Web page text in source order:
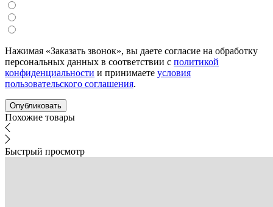
Нажимая «Заказать звонок», вы даете согласие на обработку
персональных данных в соответствии с политикой
конфиденциальности и принимаете условия
пользовательского соглашения.
Похожие товары
Быстрый просмотр